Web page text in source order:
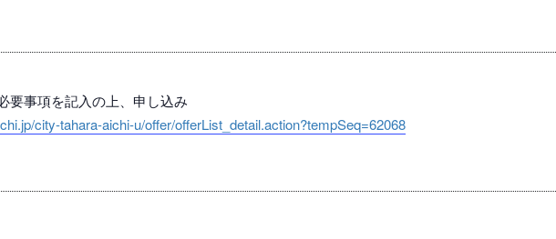
要事項を記入の上、申し込み
city-tahara-aichi-u/offer/offerList_detail.action?tempSeq=62068